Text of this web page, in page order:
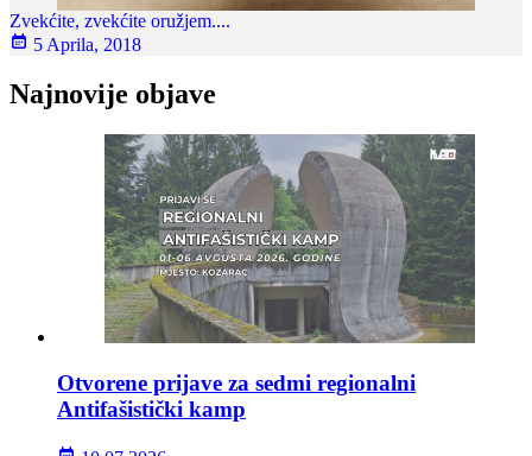
Zvekćite, zvekćite oružjem....
5 Aprila, 2018
Najnovije objave
Otvorene prijave za sedmi regionalni
Antifašistički kamp